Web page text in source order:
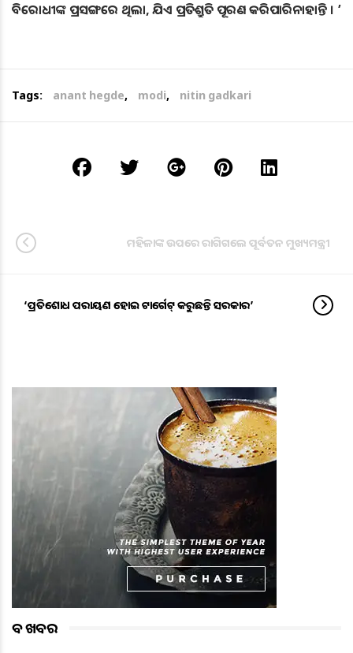
ବିରୋଧୀଙ୍କ ପ୍ରସଙ୍ଗରେ ଥିଲା, ଯିଏ ପ୍ରତିଶ୍ରୁତି ପୂରଣ କରିପାରିନାହାନ୍ତି । ’
Tags: anant hegde, modi, nitin gadkari
ମହିଳାଙ୍କ ଉପରେ ରାଗିଗଲେ ପୂର୍ବତନ ମୁଖ୍ୟମନ୍ତ୍ରୀ
‘ପ୍ରତିଶୋଧ ପରାୟଣ ହୋଇ ଟାର୍ଗେଟ୍‌ କରୁଛନ୍ତି ସରକାର’
ବଡ ଖବର